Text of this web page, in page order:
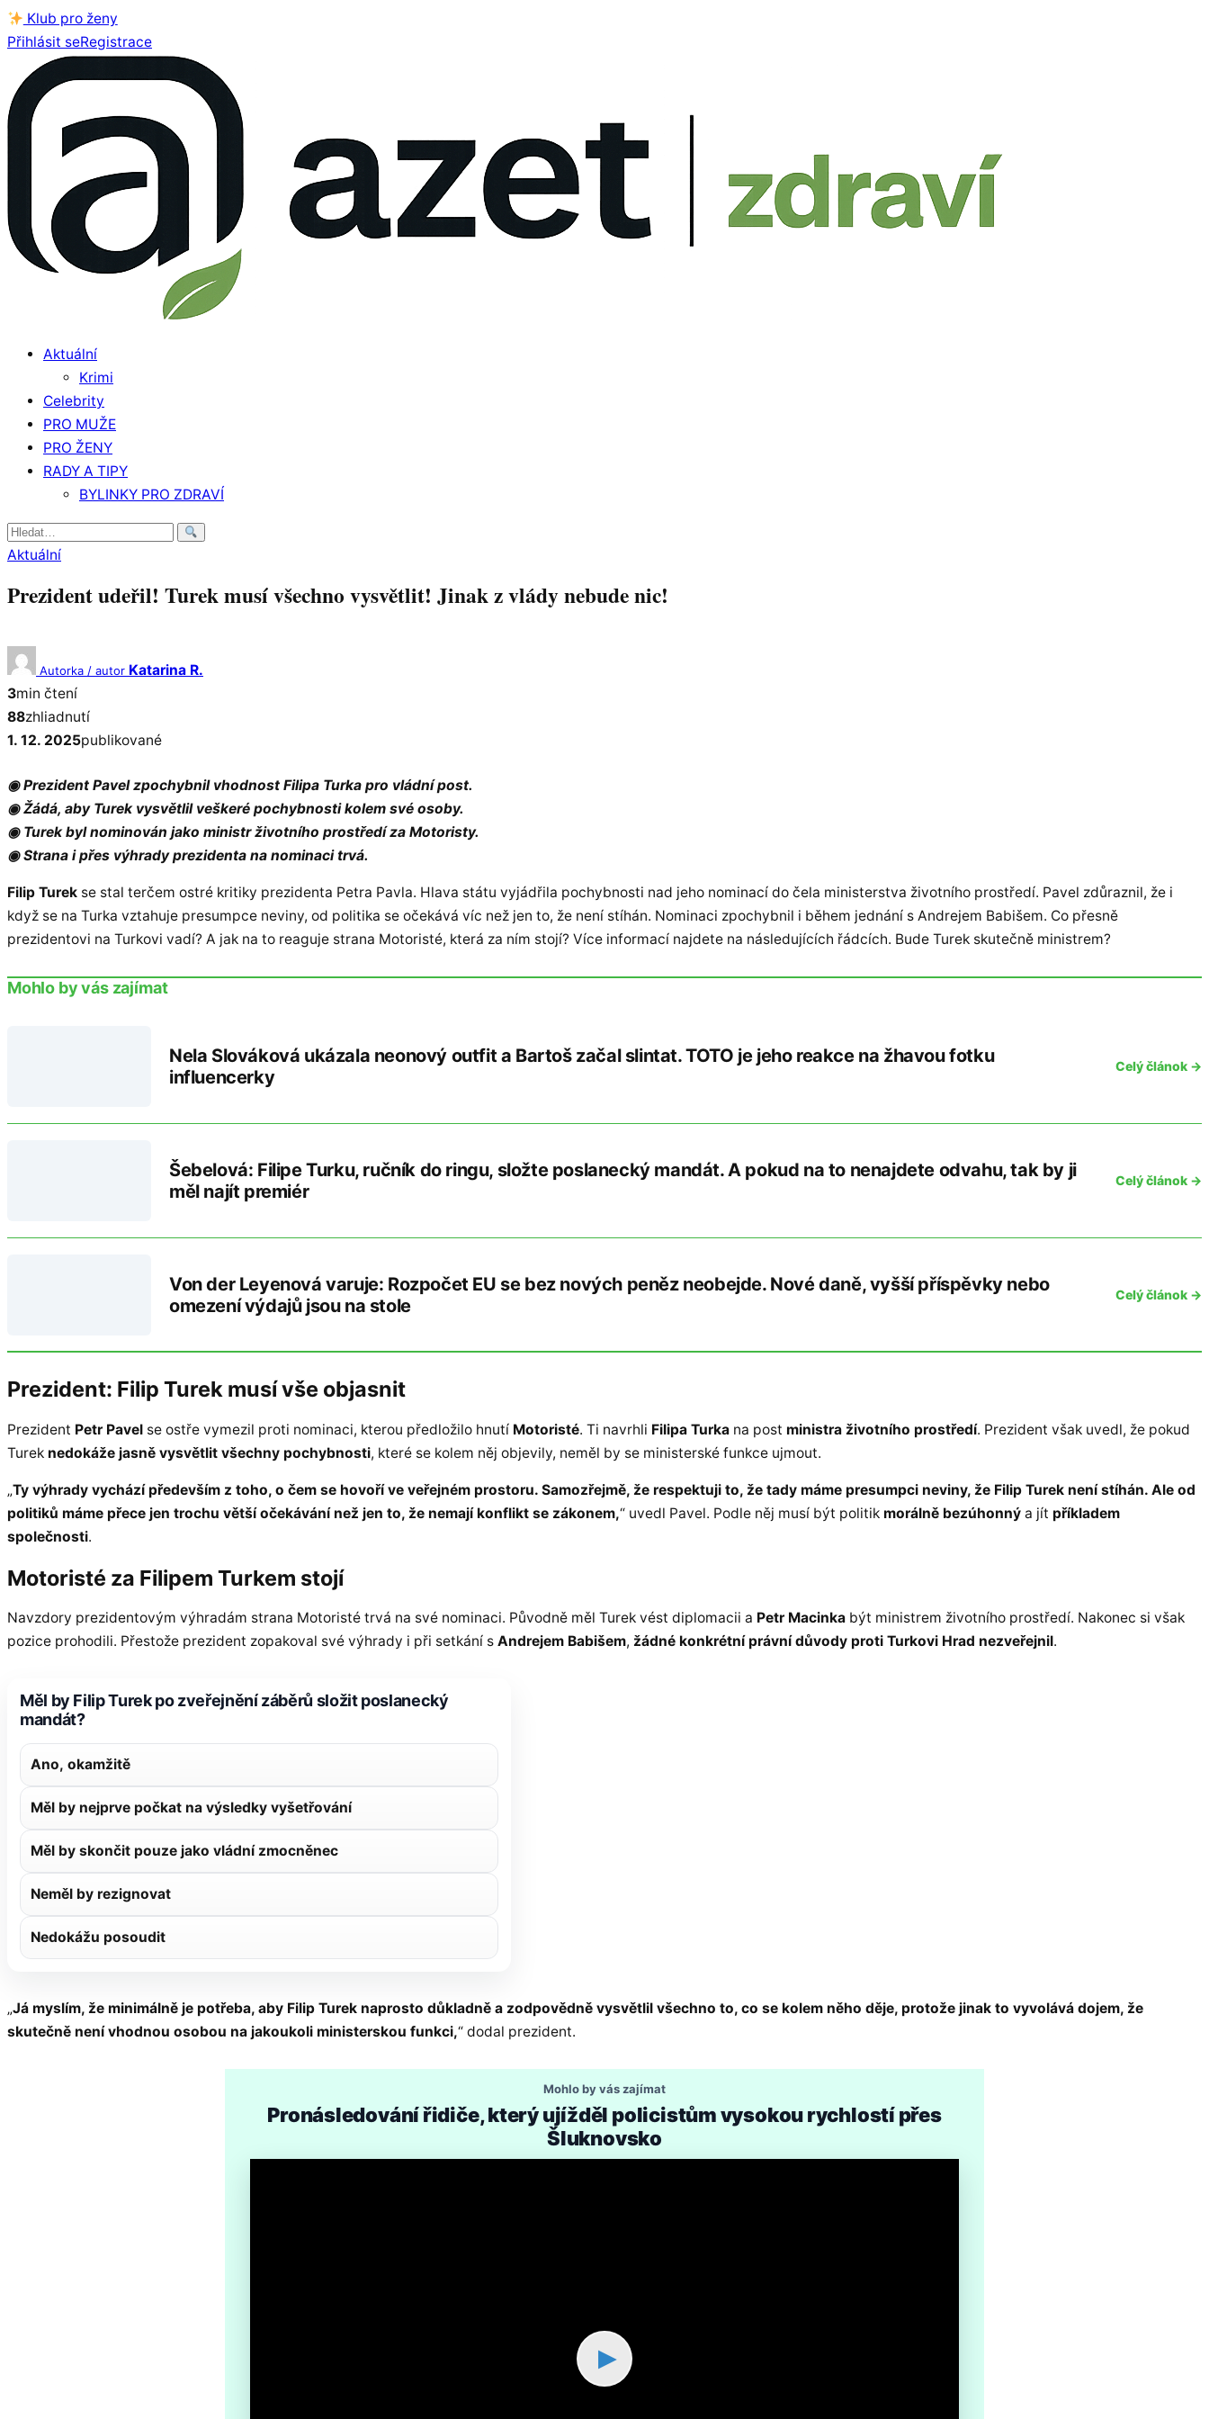
Klub pro ženy
Přihlásit seRegistrace
Aktuální
Krimi
Celebrity
PRO MUŽE
PRO ŽENY
RADY A TIPY
BYLINKY PRO ZDRAVÍ
Hledat:
Aktuální
Prezident udeřil! Turek musí všechno vysvětlit! Jinak z vlády nebude nic!
Autorka / autor Katarina R.
3min čtení
88zhliadnutí
1. 12. 2025publikované
◉ Prezident Pavel zpochybnil vhodnost Filipa Turka pro vládní post.
◉ Žádá, aby Turek vysvětlil veškeré pochybnosti kolem své osoby.
◉ Turek byl nominován jako ministr životního prostředí za Motoristy.
◉ Strana i přes výhrady prezidenta na nominaci trvá.
Filip Turek se stal terčem ostré kritiky prezidenta Petra Pavla. Hlava státu vyjádřila pochybnosti nad jeho nominací do čela ministerstva životního prostředí. Pavel zdůraznil, že i
když se na Turka vztahuje presumpce neviny, od politika se očekává víc než jen to, že není stíhán. Nominaci zpochybnil i během jednání s Andrejem Babišem. Co přesně
prezidentovi na Turkovi vadí? A jak na to reaguje strana Motoristé, která za ním stojí? Více informací najdete na následujících řádcích. Bude Turek skutečně ministrem?
Mohlo by vás zajímat
Nela Slováková ukázala neonový outfit a Bartoš začal slintat. TOTO je jeho reakce na žhavou fotku
influencerky
Celý článok →
Šebelová: Filipe Turku, ručník do ringu, složte poslanecký mandát. A pokud na to nenajdete odvahu, tak by ji
měl najít premiér
Celý článok →
Von der Leyenová varuje: Rozpočet EU se bez nových peněz neobejde. Nové daně, vyšší příspěvky nebo
omezení výdajů jsou na stole
Celý článok →
Prezident: Filip Turek musí vše objasnit
Prezident Petr Pavel se ostře vymezil proti nominaci, kterou předložilo hnutí Motoristé. Ti navrhli Filipa Turka na post ministra životního prostředí. Prezident však uvedl, že pokud
Turek nedokáže jasně vysvětlit všechny pochybnosti, které se kolem něj objevily, neměl by se ministerské funkce ujmout.
„Ty výhrady vychází především z toho, o čem se hovoří ve veřejném prostoru. Samozřejmě, že respektuji to, že tady máme presumpci neviny, že Filip Turek není stíhán. Ale od
politiků máme přece jen trochu větší očekávání než jen to, že nemají konflikt se zákonem,“ uvedl Pavel. Podle něj musí být politik morálně bezúhonný a jít příkladem
společnosti.
Motoristé za Filipem Turkem stojí
Navzdory prezidentovým výhradám strana Motoristé trvá na své nominaci. Původně měl Turek vést diplomacii a Petr Macinka být ministrem životního prostředí. Nakonec si však
pozice prohodili. Přestože prezident zopakoval své výhrady i při setkání s Andrejem Babišem, žádné konkrétní právní důvody proti Turkovi Hrad nezveřejnil.
Měl by Filip Turek po zveřejnění záběrů složit poslanecký
mandát?
Ano, okamžitě
Měl by nejprve počkat na výsledky vyšetřování
Měl by skončit pouze jako vládní zmocněnec
Neměl by rezignovat
Nedokážu posoudit
„Já myslím, že minimálně je potřeba, aby Filip Turek naprosto důkladně a zodpovědně vysvětlil všechno to, co se kolem něho děje, protože jinak to vyvolává dojem, že
skutečně není vhodnou osobou na jakoukoli ministerskou funkci,“ dodal prezident.
Mohlo by vás zajímat
Pronásledování řidiče, který ujížděl policistům vysokou rychlostí přes
Šluknovsko
▶